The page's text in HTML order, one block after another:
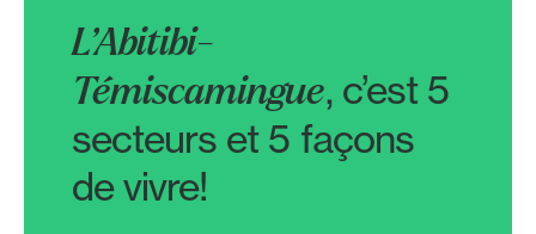
L’Abitibi-
Témiscamingue, c’est 5
secteurs et 5 façons
de vivre!